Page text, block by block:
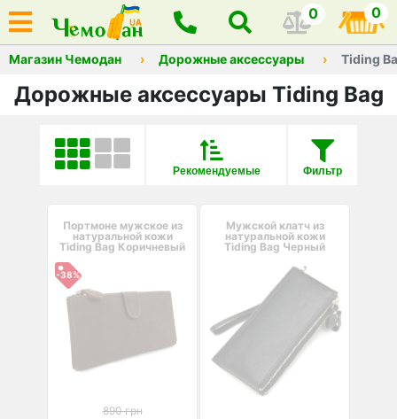
0 0
Магазин Чемодан Дорожные аксессуары Tiding
Дорожные аксессуары Tiding Bag
Фильтр
Рекомендуемые
Портмоне мужское из
натуральной кожи
Tiding Bag Коричневый
-38%
890 грн
Мужской клатч из
натуральной кожи
Tiding Bag Черный